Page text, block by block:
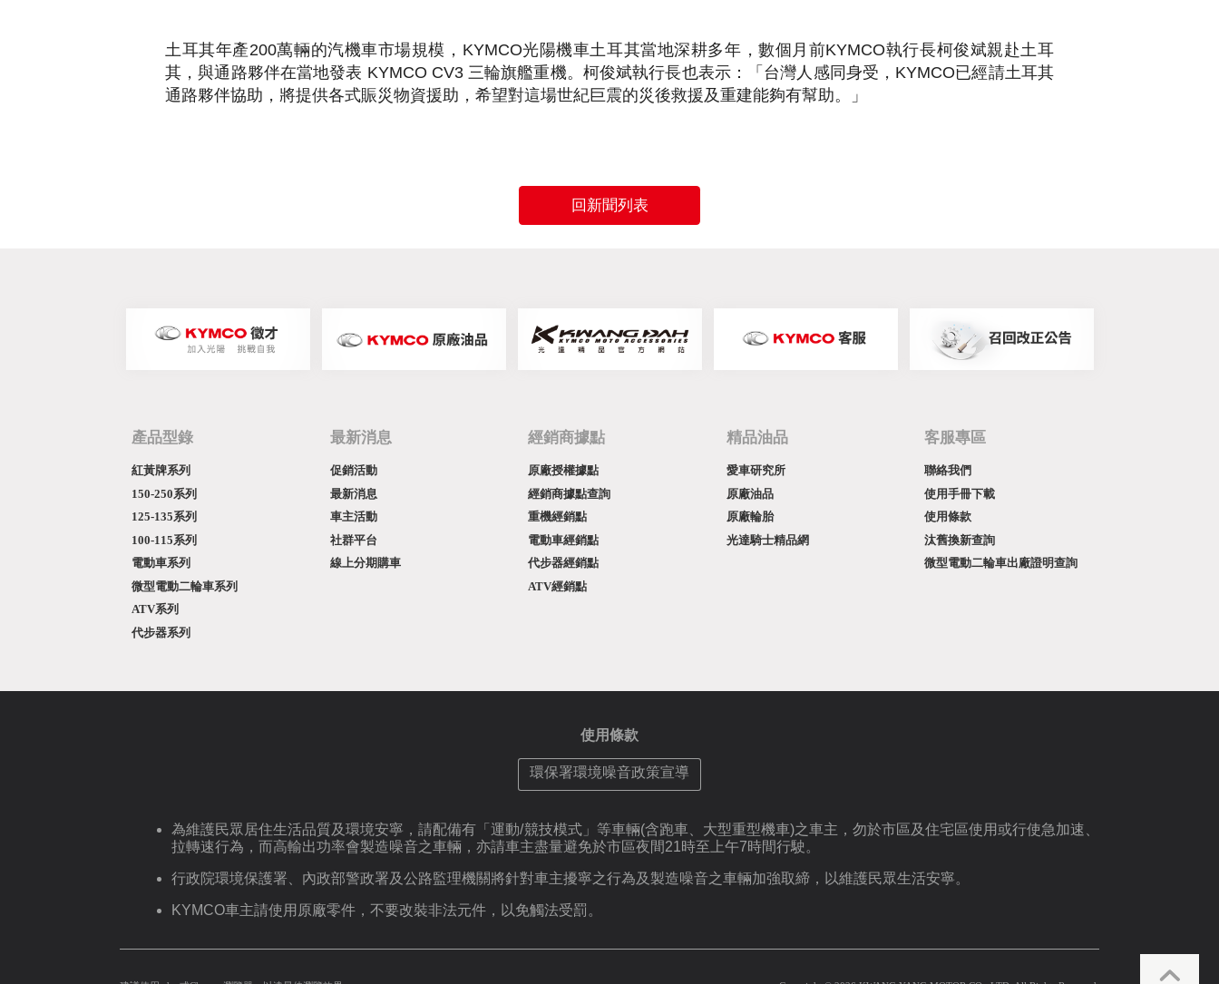
土耳其年產200萬輛的汽機車市場規模，KYMCO光陽機車土耳其當地深耕多年，數個月前KYMCO執行長柯俊斌親赴土耳
其，與通路夥伴在當地發表 KYMCO CV3 三輪旗艦重機。柯俊斌執行長也表示：「台灣人感同身受，KYMCO已經請土耳其
通路夥伴協助，將提供各式賑災物資援助，希望對這場世紀巨震的災後救援及重建能夠有幫助。」
回新聞列表
產品型錄
紅黃牌系列
150-250系列
125-135系列
100-115系列
電動車系列
微型電動二輪車系列
ATV系列
代步器系列
最新消息
促銷活動
最新消息
車主活動
社群平台
線上分期購車
經銷商據點
原廠授權據點
經銷商據點查詢
重機經銷點
電動車經銷點
代步器經銷點
ATV經銷點
精品油品
愛車研究所
原廠油品
原廠輪胎
光達騎士精品網
客服專區
聯絡我們
使用手冊下載
使用條款
汰舊換新查詢
微型電動二輪車出廠證明查詢
使用條款
環保署環境噪音政策宣導
為維護民眾居住生活品質及環境安寧，請配備有「運動/競技模式」等車輛(含跑車、大型重型機車)之車主，勿於市區及住宅區使用或行使急加速、
拉轉速行為，而高輸出功率會製造噪音之車輛，亦請車主盡量避免於市區夜間21時至上午7時間行駛。
行政院環境保護署、內政部警政署及公路監理機關將針對車主擾寧之行為及製造噪音之車輛加強取締，以維護民眾生活安寧。
KYMCO車主請使用原廠零件，不要改裝非法元件，以免觸法受罰。